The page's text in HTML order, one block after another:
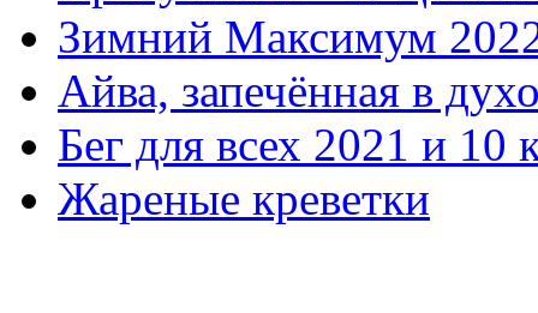
Зимний Максимум
Айва, запечённая в
Бег для всех 2021 и 10
Жареные креветки